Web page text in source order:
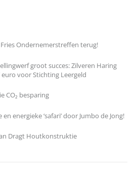
Ondernemerstreffen terug!
groot succes: Zilveren Haring
voor Stichting Leergeld
CO₂ besparing
energieke ‘safari’ door Jumbo de Jong!
Dragt Houtkonstruktie